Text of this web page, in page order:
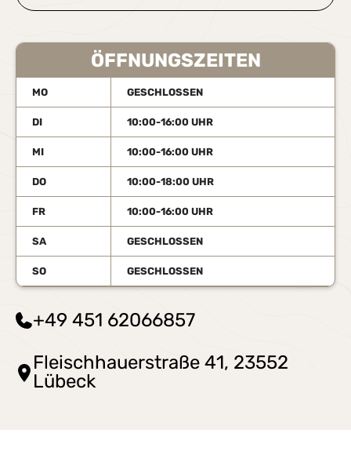
ÖFFNUNGSZEITEN
MO GESCHLOSSEN
DI 10:00-16:00 UHR
MI 10:00-16:00 UHR
DO 10:00-18:00 UHR
FR 10:00-16:00 UHR
SA GESCHLOSSEN
SO GESCHLOSSEN
+49 451 62066857
Fleischhauerstraße 41, 23552
Lübeck